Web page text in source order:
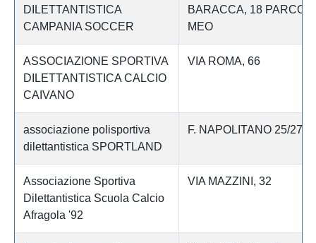
DILETTANTISTICA
CAMPANIA SOCCER
BARACCA, 18 PARCO
MEO
ASSOCIAZIONE SPORTIVA
DILETTANTISTICA CALCIO
CAIVANO
VIA ROMA, 66
associazione polisportiva
dilettantistica SPORTLAND
F. NAPOLITANO 25/27
Associazione Sportiva
Dilettantistica Scuola Calcio
Afragola '92
VIA MAZZINI, 32